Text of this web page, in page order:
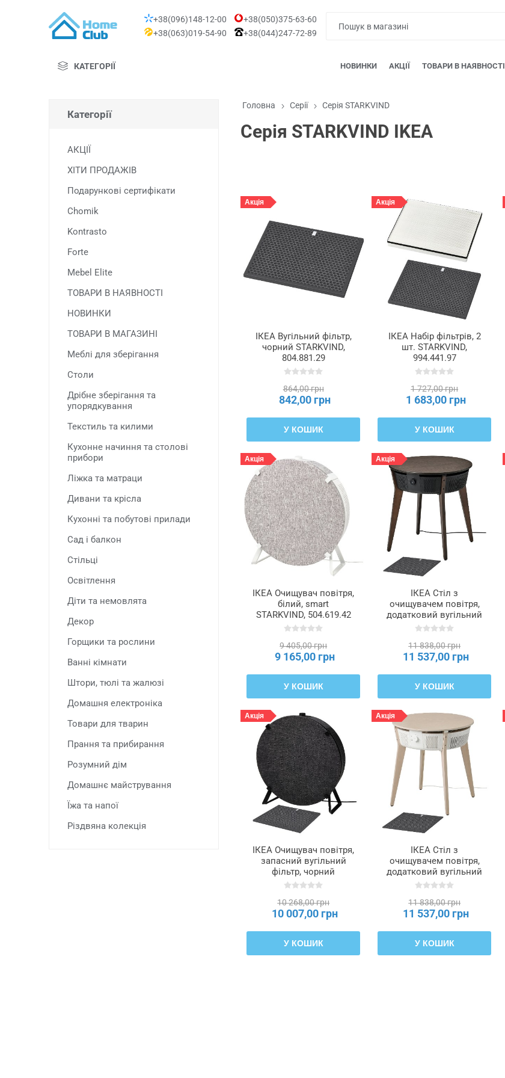
+38(096)148-12-00
+38(050)375-63-60
+38(063)019-54-90
+38(044)247-72-89
КАТЕГОРІЇ НОВИНКИ АКЦІЇ ТОВАРИ В НАЯВНОСТІ
Категорії
АКЦІЇ
ХІТИ ПРОДАЖІВ
Подарункові сертифікати
Chomik
Kontrasto
Forte
Mebel Elite
ТОВАРИ В НАЯВНОСТІ
НОВИНКИ
ТОВАРИ В МАГАЗИНІ
Меблі для зберігання
Столи
Дрібне зберігання та
упорядкування
Текстиль та килими
Кухонне начиння та столові
прибори
Ліжка та матраци
Дивани та крісла
Кухонні та побутові прилади
Сад і балкон
Стільці
Освітлення
Діти та немовлята
Декор
Горщики та рослини
Ванні кімнати
Штори, тюлі та жалюзі
Домашня електроніка
Товари для тварин
Прання та прибирання
Розумний дім
Домашнє майстрування
Їжа та напої
Різдвяна колекція
Головна Серії Серія STARKVIND
Серія STARKVIND IKEA
Акція
ІКЕА Вугільний фільтр,
чорний STARKVIND,
804.881.29
864,00 грн
842,00 грн
У КОШИК
Акція
ІКЕА Набір фільтрів, 2
шт. STARKVIND,
994.441.97
1 727,00 грн
1 683,00 грн
У КОШИК
Акція
ІКЕА Очищувач повітря,
білий, smart
STARKVIND, 504.619.42
9 405,00 грн
9 165,00 грн
У КОШИК
Акція
ІКЕА Стіл з
очищувачем повітря,
додатковий вугільний
фільтр, просочена
коричневий
STARKVIND, 394.442.18
11 838,00 грн
11 537,00 грн
У КОШИК
Акція
ІКЕА Очищувач повітря,
запасний вугільний
фільтр, чорний
STARKVIND, 794.442.16
10 268,00 грн
10 007,00 грн
У КОШИК
Акція
ІКЕА Стіл з
очищувачем повітря,
додатковий вугільний
фільтр, просочена
STARKVIND, 194.442.19
11 838,00 грн
11 537,00 грн
У КОШИК